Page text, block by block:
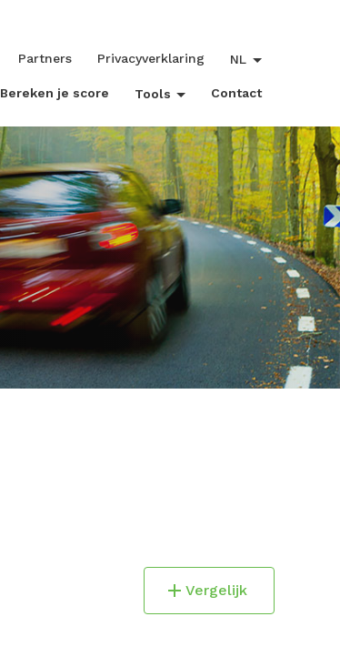
Bereken je score Tools Contact
Partners Privacyverklaring NL
Vergelijk